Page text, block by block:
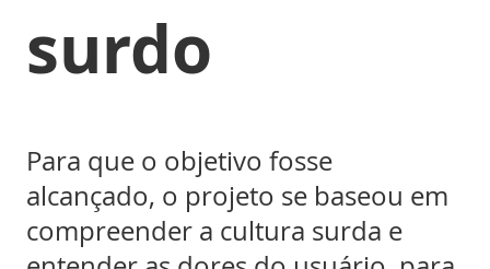
surdo
Para que o objetivo fosse
alcançado, o projeto se baseou em
compreender a cultura surda e